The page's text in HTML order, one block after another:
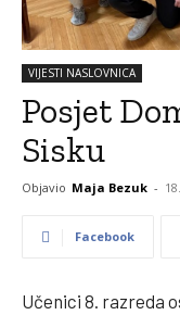
VIJESTI NASLOVNICA
Posjet
Sisku
Objavio Maja Bezuk -
Facebook
Učenici 8. razreda